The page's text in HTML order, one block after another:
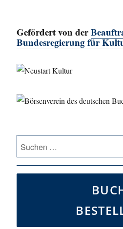
Gefördert von der
Bundesregierung für
Suche
nach: